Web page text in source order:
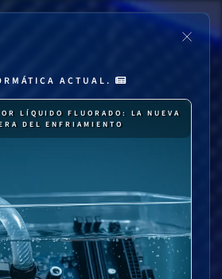
ACTUAL.
LÍQUIDO FLUORADO: LA NUEVA
DEL ENFRIAMIENTO